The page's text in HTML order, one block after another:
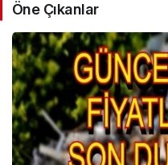
Öne Çıkanlar